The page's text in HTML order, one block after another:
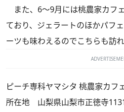
また、6～9月には桃農家カフ
ており、ジェラートのほかパフ
ーツも味わえるのでこちらも訪れ
ピーチ専科ヤマシタ 桃農家カフ
所在地 山梨県山梨市正徳寺